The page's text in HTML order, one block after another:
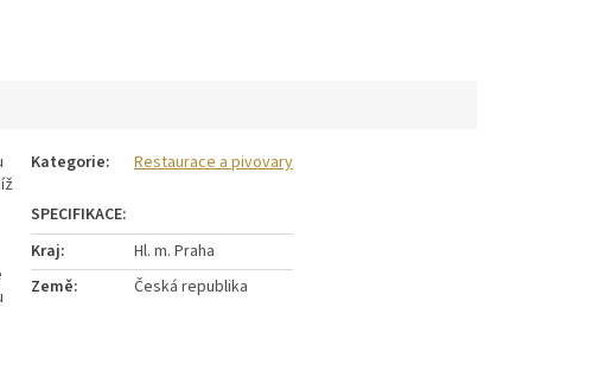
Kategorie: Restaurace a pivovary
Kraj:
Hl. m. Praha
Země: Česká republika